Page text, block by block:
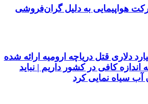
هواپیمایی به دلیل گران‌فروشی
دلاری قتل دریاچه ارومیه ارائه شده
کافی در کشور داریم | نباید
آب سیاه نمایی کرد